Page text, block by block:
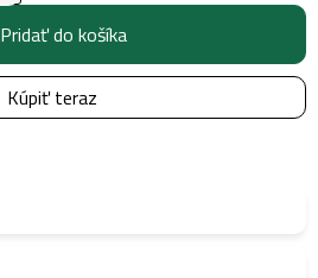
Pridať do košíka
Kúpiť teraz